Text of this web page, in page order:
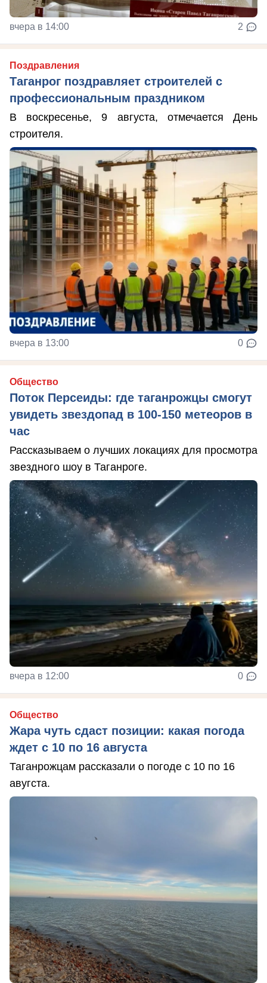
вчера в 14:00 2
Поздравления
Таганрог поздравляет строителей с
профессиональным праздником
В воскресенье, 9 августа, отмечается День
строителя.
вчера в 13:00 0
Общество
Поток Персеиды: где таганрожцы смогут
увидеть звездопад в 100-150 метеоров в
час
Рассказываем о лучших локациях для просмотра
звездного шоу в Таганроге.
вчера в 12:00 0
Общество
Жара чуть сдаст позиции: какая погода
ждет с 10 по 16 августа
Таганрожцам рассказали о погоде с 10 по 16
авугста.